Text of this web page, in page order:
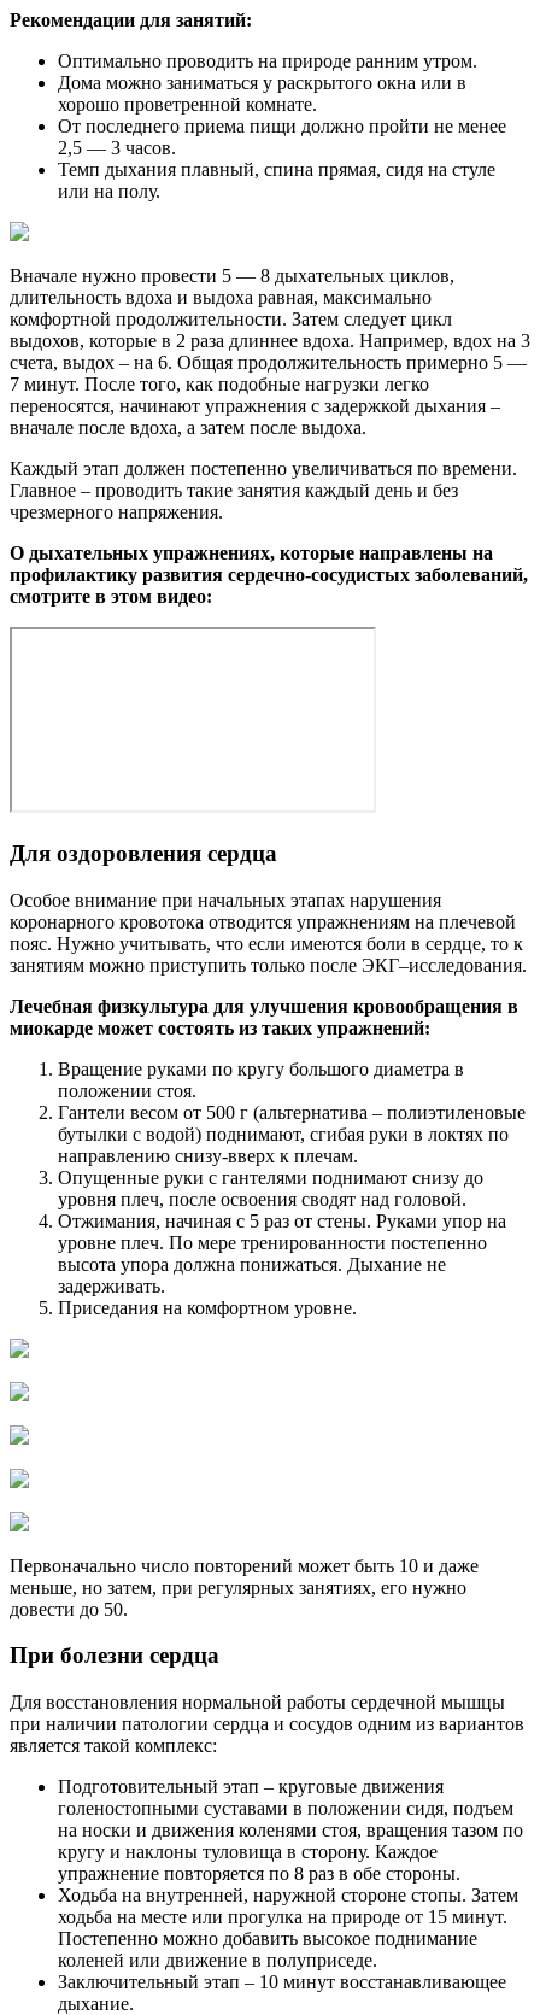
Рекомендации для занятий:
Оптимально проводить на природе ранним утром.
Дома можно заниматься у раскрытого окна или в
хорошо проветренной комнате.
От последнего приема пищи должно пройти не менее
2,5 — 3 часов.
Темп дыхания плавный, спина прямая, сидя на стуле
или на полу.
Вначале нужно провести 5 — 8 дыхательных циклов,
длительность вдоха и выдоха равная, максимально
комфортной продолжительности. Затем следует цикл
выдохов, которые в 2 раза длиннее вдоха. Например, вдох на 3
счета, выдох – на 6. Общая продолжительность примерно 5 —
7 минут. После того, как подобные нагрузки легко
переносятся, начинают упражнения с задержкой дыхания –
вначале после вдоха, а затем после выдоха.
Каждый этап должен постепенно увеличиваться по времени.
Главное – проводить такие занятия каждый день и без
чрезмерного напряжения.
О дыхательных упражнениях, которые направлены на
профилактику развития сердечно-сосудистых заболеваний,
смотрите в этом видео:
Для оздоровления сердца
Особое внимание при начальных этапах нарушения
коронарного кровотока отводится упражнениям на плечевой
пояс. Нужно учитывать, что если имеются боли в сердце, то к
занятиям можно приступить только после ЭКГ–исследования.
Лечебная физкультура для улучшения кровообращения в
миокарде может состоять из таких упражнений:
Вращение руками по кругу большого диаметра в
положении стоя.
Гантели весом от 500 г (альтернатива – полиэтиленовые
бутылки с водой) поднимают, сгибая руки в локтях по
направлению снизу-вверх к плечам.
Опущенные руки с гантелями поднимают снизу до
уровня плеч, после освоения сводят над головой.
Отжимания, начиная с 5 раз от стены. Руками упор на
уровне плеч. По мере тренированности постепенно
высота упора должна понижаться. Дыхание не
задерживать.
Приседания на комфортном уровне.
Первоначально число повторений может быть 10 и даже
меньше, но затем, при регулярных занятиях, его нужно
довести до 50.
При болезни сердца
Для восстановления нормальной работы сердечной мышцы
при наличии патологии сердца и сосудов одним из вариантов
является такой комплекс:
Подготовительный этап – круговые движения
голеностопными суставами в положении сидя, подъем
на носки и движения коленями стоя, вращения тазом по
кругу и наклоны туловища в сторону. Каждое
упражнение повторяется по 8 раз в обе стороны.
Ходьба на внутренней, наружной стороне стопы. Затем
ходьба на месте или прогулка на природе от 15 минут.
Постепенно можно добавить высокое поднимание
коленей или движение в полуприседе.
Заключительный этап – 10 минут восстанавливающее
дыхание.